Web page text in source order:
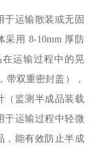
于运输散装或无固
用 8-10mm 厚防
运输过程中的晃
带双重密封盖），
（监测半成品装载
于运输过程中轻微
，能有效防止半成